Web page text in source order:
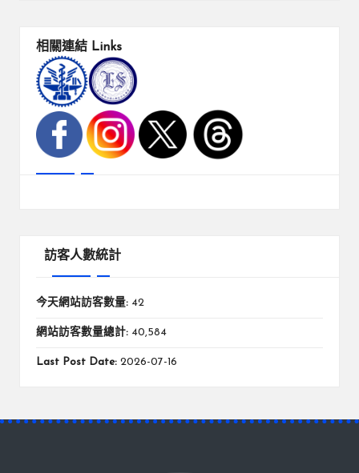
相關連結 Links
訪客人數統計
今天網站訪客數量: 42
網站訪客數量總計: 40,584
Last Post Date: 2026-07-16